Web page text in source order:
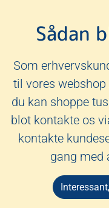
Sådan
Som
til vores webshop
du kan shoppe
blot kontakte os
kontakte
gang med